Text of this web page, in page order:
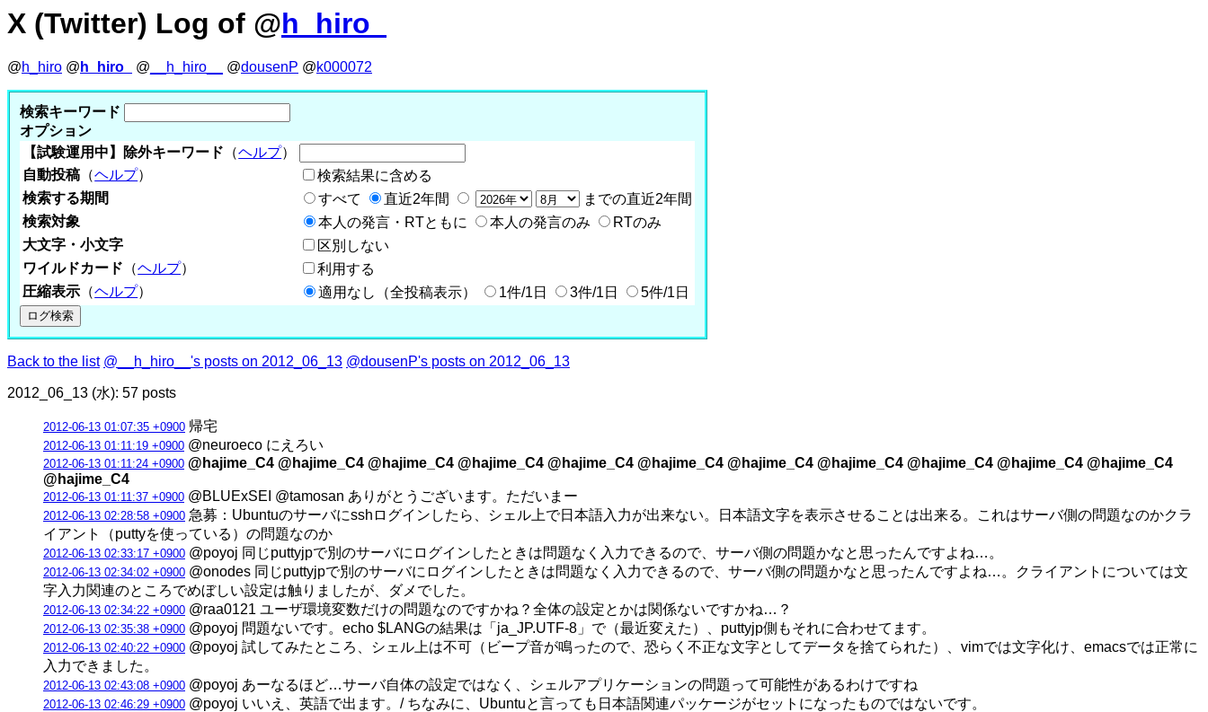
X (Twitter) Log of @h_hiro_
@h_hiro @ h_hiro_ @ __h_hiro__ @dousenP @k000072
検索キーワード
オプション
【試験運用中】除外キーワード （ヘルプ）
自動投稿 （ヘルプ）
検索結果に含める
検索する期間
すべて 直近2年間
までの直近2年間
検索対象
本人の発言・RTともに 本人の発言のみ
RTのみ
大文字・小文字
区別しない
ワイルドカード （ヘルプ）
利用する
圧縮表示 （ヘルプ） 適用なし（全投稿表示） 1件/1日 3件/1日 5件/1日
Back to the list @__h_hiro__'s posts on 2012_06_13 @dousenP's posts on 2012_06_13
2012_06_13 (水): 57 posts
2012-06-13 01:07:35 +0900 帰宅
2012-06-13 01:11:19 +0900 @neuroeco にえろい
2012-06-13 01:11:24 +0900 @hajime_C4 @hajime_C4 @hajime_C4 @hajime_C4 @hajime_C4 @hajime_C4 @hajime_C4 @hajime_C4 @hajime_C4 @hajime_C4 @hajime_C4
@hajime_C4
2012-06-13 01:11:37 +0900 @BLUExSEI @tamosan ありがとうございます。ただいまー
2012-06-13 02:28:58 +0900 急募：Ubuntuのサーバにsshログインしたら、シェル上で日本語入力が出来ない。日本語文字を表示させることは出来る。これはサーバ側の問題なのかクラ
イアント（puttyを使っている）の問題なのか
2012-06-13 02:33:17 +0900 @poyoj 同じputtyjpで別のサーバにログインしたときは問題なく入力できるので、サーバ側の問題かなと思ったんですよね…。
2012-06-13 02:34:02 +0900 @onodes 同じputtyjpで別のサーバにログインしたときは問題なく入力できるので、サーバ側の問題かなと思ったんですよね…。クライアントについては文
字入力関連のところでめぼしい設定は触りましたが、ダメでした。
2012-06-13 02:34:22 +0900 @raa0121 ユーザ環境変数だけの問題なのですかね？全体の設定とかは関係ないですかね…？
2012-06-13 02:35:38 +0900 @poyoj 問題ないです。echo $LANGの結果は「ja_JP.UTF-8」で（最近変えた）、puttyjp側もそれに合わせてます。
2012-06-13 02:40:22 +0900 @poyoj 試してみたところ、シェル上は不可（ビープ音が鳴ったので、恐らく不正な文字としてデータを捨てられた）、vimでは文字化け、emacsでは正常に
入力できました。
2012-06-13 02:43:08 +0900 @poyoj あーなるほど…サーバ自体の設定ではなく、シェルアプリケーションの問題って可能性があるわけですね
2012-06-13 02:46:29 +0900 @poyoj いいえ、英語で出ます。/ ちなみに、Ubuntuと言っても日本語関連パッケージがセットになったものではないです。